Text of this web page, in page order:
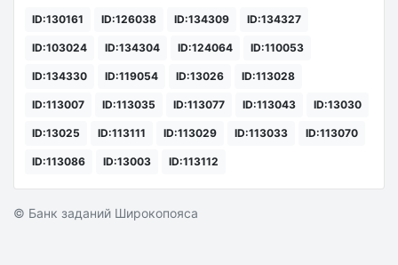
ID:130161 ID:126038 ID:134309 ID:134327
ID:103024 ID:134304 ID:124064 ID:110053
ID:134330 ID:119054 ID:13026 ID:113028
ID:113007 ID:113035 ID:113077 ID:113043 ID:13030
ID:13025 ID:113111 ID:113029 ID:113033 ID:113070
ID:113086 ID:13003 ID:113112
© Банк заданий Широкопояса